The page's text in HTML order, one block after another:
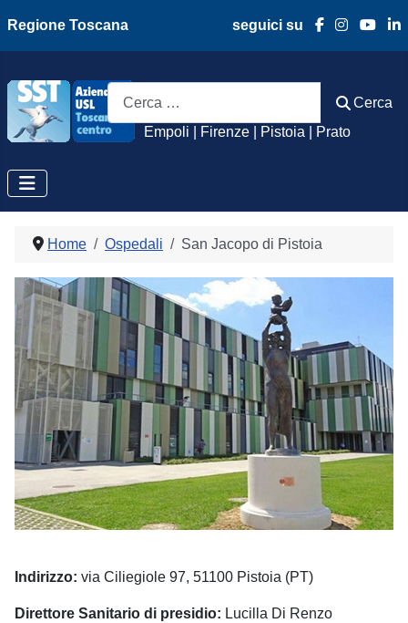
Regione Toscana seguici su
Azienda Usl
Empoli | Firenze | Pistoia | Prato
Cerca
Cerca
Home Ospedali San Jacopo di Pistoia
Indirizzo: via Ciliegiole 97, 51100 Pistoia (PT)
Direttore Sanitario di presidio: Lucilla Di Renzo